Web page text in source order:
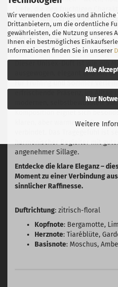
Wir verwenden Cookies und
Drittanbietern, um die ordentliche
gewährleisten, die Nutzung unseres
Ihnen ein bestmögliches
Informationen finden Sie in unserer
Alle
Nur
Weitere
stundenlang für eine dezente,
Stil, Anlässe und Tragegefühl
ausgewogen, elegant und mit
Für Frühling und Sommer
modernen, selbstbewussten
klaren, aber warmen Duft
harmonischer Begleiter mit
angenehmer Sillage.
Entdecke die klare Eleganz –
Moment zu einer Verbindung
sinnlicher Raffinesse.
Duftrichtung: zitrisch-floral
Kopfnote: Bergamotte,
Herznote: Tiaréblüte,
Basisnote: Moschus,